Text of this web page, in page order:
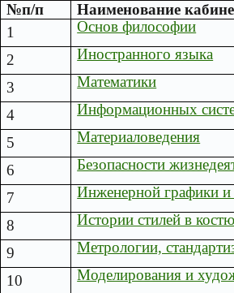
№п/п
Наименование
1
Основ философии
2
Иностранного языка
3
Математики
4
Информационных
5
Материаловедения
6
Безопасности
7
Инженерной графики и
8
Истории стилей в
9
Метрологии,
10
Моделирования и